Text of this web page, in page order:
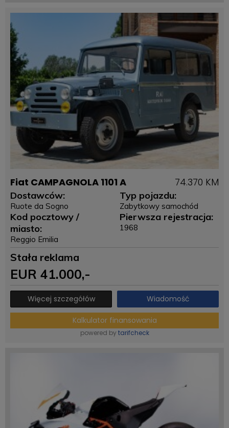
Fiat CAMPAGNOLA 1101 A 74.370 KM
Dostawców:
Ruote da Sogno
Kod pocztowy /
miasto:
Reggio Emilia
Typ pojazdu:
Zabytkowy samochód
Pierwsza rejestracja:
1968
Stała reklama
EUR 41.000,-
Więcej szczegółów Wiadomość
Kalkulator finansowania
powered by tarifcheck